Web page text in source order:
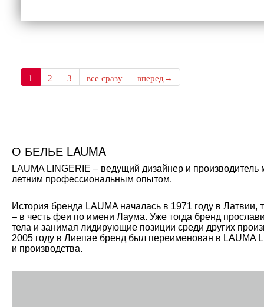
1 2 3 все сразу вперед→
О БЕЛЬЕ LAUMA
LAUMA LINGERIE – ведущий дизайнер и
летним профессиональным опытом.
История бренда LAUMA началась в 1971 году в
– в честь феи по имени Лаума. Уже тогда бренд
тела и занимая лидирующие позиции среди других
2005 году в Лиепае бренд был переименован в LAUMA
и производства.